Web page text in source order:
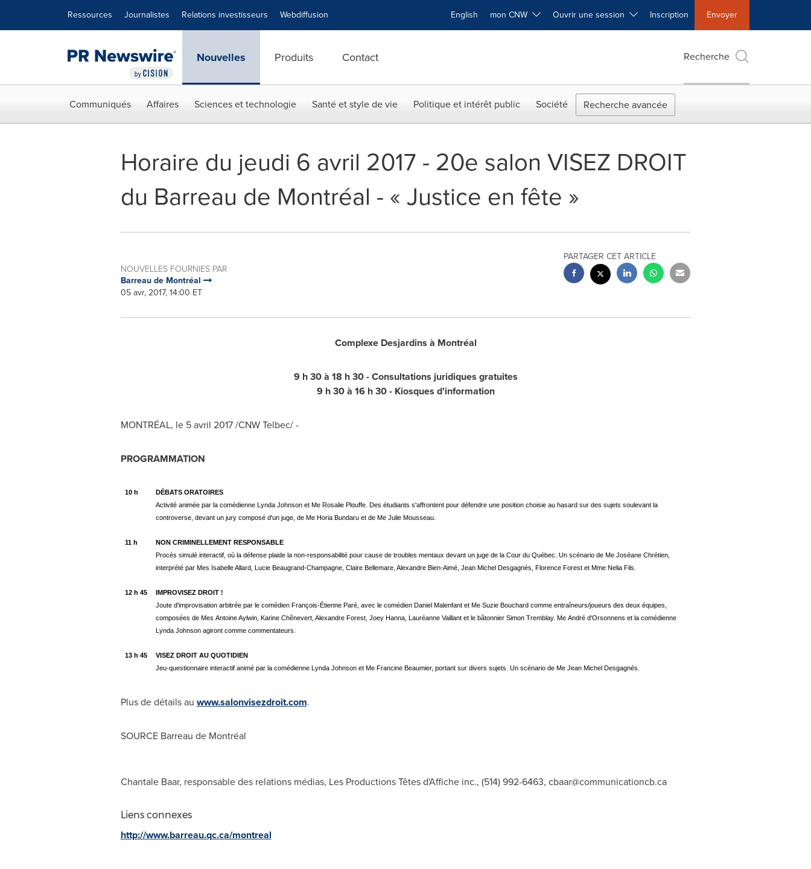
Ressources Journalistes Relations investisseurs Webdiffusion English mon CNW Ouvrir une session Inscription Envoyer
Nouvelles Produits Contact Recherche
Communiqués Affaires Sciences et technologie Santé et style de vie Politique et intérêt public Société Recherche avancée
Horaire du jeudi 6 avril 2017 - 20e salon VISEZ DROIT
du Barreau de Montréal - « Justice en fête »
NOUVELLES FOURNIES PAR
Barreau de Montréal
05 avr, 2017, 14:00 ET
PARTAGER CET ARTICLE
Complexe Desjardins à Montréal
9 h 30 à 18 h 30 - Consultations juridiques gratuites
9 h 30 à 16 h 30 - Kiosques d'information
MONTRÉAL, le 5 avril 2017 /CNW Telbec/ -
PROGRAMMATION
10 h
DÉBATS ORATOIRES
Activité animée par la comédienne Lynda Johnson et Me Rosalie Plouffe. Des étudiants s'affrontent pour défendre une position choisie au hasard sur des sujets soulevant la
controverse, devant un jury composé d'un juge, de Me Horia Bundaru et de Me Julie Mousseau.
11 h
NON CRIMINELLEMENT RESPONSABLE
Procès simulé interactif, où la défense plaide la non-responsabilité pour cause de troubles mentaux devant un juge de la Cour du Québec. Un scénario de Me Joséane Chrétien,
interprété par Mes Isabelle Allard, Lucie Beaugrand-Champagne, Claire Bellemare, Alexandre Bien-Aimé, Jean Michel Desgagnés, Florence Forest et Mme Nelia Fils.
12 h 45
IMPROVISEZ DROIT !
Joute d'improvisation arbitrée par le comédien François-Étienne Paré, avec le comédien Daniel Malenfant et Me Suzie Bouchard comme entraîneurs/joueurs des deux équipes,
composées de Mes Antoine Aylwin, Karine Chênevert, Alexandre Forest, Joey Hanna, Lauréanne Vaillant et le bâtonnier Simon Tremblay. Me André d'Orsonnens et la comédienne
Lynda Johnson agiront comme commentateurs.
13 h 45
VISEZ DROIT AU QUOTIDIEN
Jeu-questionnaire interactif animé par la comédienne Lynda Johnson et Me Francine Beaumier, portant sur divers sujets. Un scénario de Me Jean Michel Desgagnés.
Plus de détails au www.salonvisezdroit.com.
SOURCE Barreau de Montréal
Chantale Baar, responsable des relations médias, Les Productions Têtes d'Affiche inc., (514) 992-6463, cbaar@communicationcb.ca
Liens connexes
http://www.barreau.qc.ca/montreal